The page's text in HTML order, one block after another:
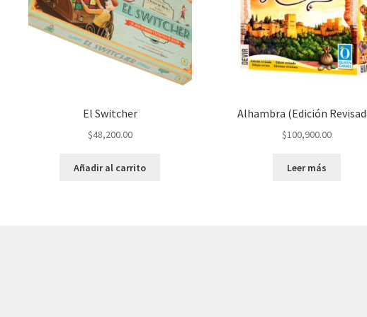
El Switcher
$48,200.00
Añadir al carrito
Alhambra (Edición
$100,900.00
Leer más